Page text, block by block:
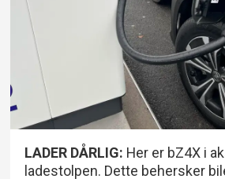
LADER DÅRLIG: Her er bZ4X i
ladestolpen. Dette behersker